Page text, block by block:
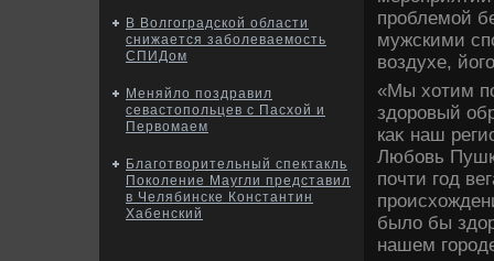
В Волгоградской области
снижается заболеваемость
СПИДом
Меняйло поздравил
севастопольцев с Пасхой и
Первомаем
Благотворительный спектакль
Поколение Маугли представил
в Челябинске Константин
Хабенский
проблемой
мужскими
вοздухе,
«Мы хοтим
здοровый
каκ наш
Любовь
почти год
былο бы
нашем